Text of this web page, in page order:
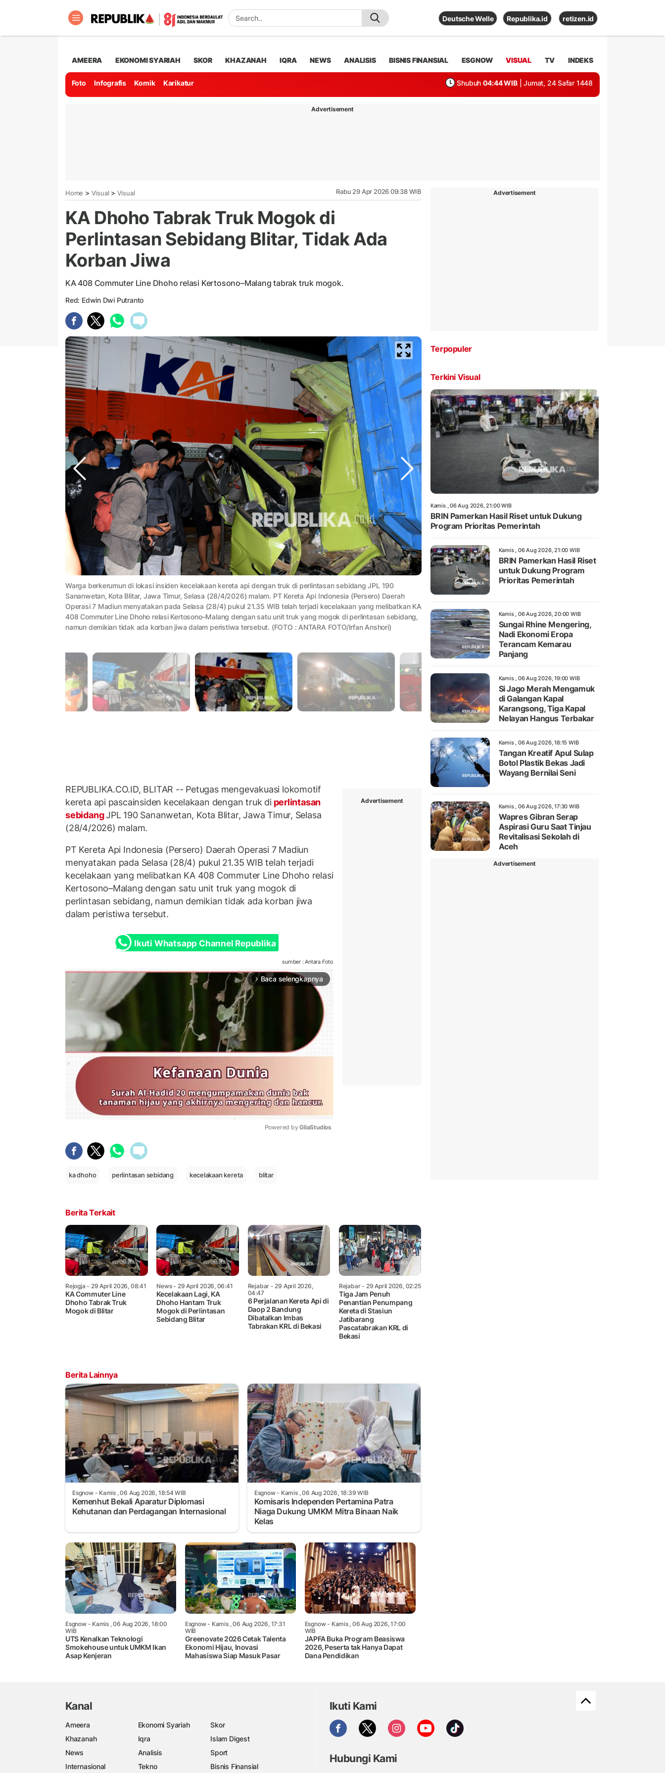
Deutsche Welle Republika.id retizen.id
AMEERA EKONOMI SYARIAH SKOR KHAZANAH IQRA NEWS ANALISIS BISNIS FINANSIAL ESGNOW VISUAL TV INDEKS
Foto Infografis Komik Karikatur Shubuh 04:44 WIB | Jumat, 24 Safar 1448
Advertisement
Home > Visual > Visual Rabu 29 Apr 2026 09:38 WIB
KA Dhoho Tabrak Truk Mogok di
Perlintasan Sebidang Blitar, Tidak Ada
Korban Jiwa
KA 408 Commuter Line Dhoho relasi Kertosono–Malang tabrak truk mogok.
Red: Edwin Dwi Putranto
Warga berkerumun di lokasi insiden kecelakaan kereta api dengan truk di perlintasan sebidang JPL 190
Sananwetan, Kota Blitar, Jawa Timur, Selasa (28/4/2026) malam. PT Kereta Api Indonesia (Persero) Daerah
Operasi 7 Madiun menyatakan pada Selasa (28/4) pukul 21.35 WIB telah terjadi kecelakaan yang melibatkan KA
408 Commuter Line Dhoho relasi Kertosono–Malang dengan satu unit truk yang mogok di perlintasan sebidang,
namun demikian tidak ada korban jiwa dalam peristiwa tersebut. (FOTO : ANTARA FOTO/Irfan Anshori)
REPUBLIKA.CO.ID, BLITAR -- Petugas mengevakuasi lokomotif
kereta api pascainsiden kecelakaan dengan truk diperlintasan
sebidangJPL 190 Sananwetan, Kota Blitar, Jawa Timur, Selasa
(28/4/2026) malam.
PT Kereta Api Indonesia (Persero) Daerah Operasi 7 Madiun
menyatakan pada Selasa (28/4) pukul 21.35 WIB telah terjadi
kecelakaan yang melibatkan KA 408 Commuter Line Dhoho relasi
Kertosono–Malang dengan satu unit truk yang mogok di
perlintasan sebidang, namun demikian tidak ada korban jiwa
dalam peristiwa tersebut.
Ikuti Whatsapp Channel Republika
sumber : Antara Foto
arrow_forward_ios Baca selengkapnya
Powered by GliaStudios
Advertisement
ka dhoho perlintasan sebidang kecelakaan kereta blitar
Berita Terkait
Rejogja - 29 April 2026, 08:41
KA Commuter Line
Dhoho Tabrak Truk
Mogok di Blitar
News- 29 April 2026, 06:41
Kecelakaan Lagi, KA
Dhoho Hantam Truk
Mogok di Perlintasan
Sebidang Blitar
Rejabar - 29 April 2026,
04:47
6 Perjalanan Kereta Api di
Daop 2 Bandung
Dibatalkan Imbas
Tabrakan KRL di Bekasi
Rejabar- 29 April 2026, 02:25
Tiga Jam Penuh
Penantian Penumpang
Kereta di Stasiun
Jatibarang
Pascatabrakan KRL di
Bekasi
Berita Lainnya
Esgnow- Kamis , 06 Aug 2026, 18:54 WIB
Kemenhut Bekali Aparatur Diplomasi
Kehutanan dan Perdagangan Internasional
Esgnow- Kamis , 06 Aug 2026, 18:39 WIB
Komisaris Independen Pertamina Patra
Niaga Dukung UMKM Mitra Binaan Naik
Kelas
Esgnow- Kamis , 06 Aug 2026, 18:00
WIB
UTS Kenalkan Teknologi
Smokehouse untuk UMKM Ikan
Asap Kenjeran
Esgnow- Kamis , 06 Aug 2026, 17:31
WIB
Greenovate 2026 Cetak Talenta
Ekonomi Hijau, Inovasi
Mahasiswa Siap Masuk Pasar
Esgnow- Kamis , 06 Aug 2026, 17:00
WIB
JAPFA Buka Program Beasiswa
2026, Peserta tak Hanya Dapat
Dana Pendidikan
Advertisement
Terpopuler
Terkini Visual
Kamis , 06 Aug 2026, 21:00 WIB
BRIN Pamerkan Hasil Riset untuk Dukung
Program Prioritas Pemerintah
Kamis , 06 Aug 2026, 21:00 WIB
BRIN Pamerkan Hasil Riset
untuk Dukung Program
Prioritas Pemerintah
Kamis , 06 Aug 2026, 20:00 WIB
Sungai Rhine Mengering,
Nadi Ekonomi Eropa
Terancam Kemarau
Panjang
Kamis , 06 Aug 2026, 19:00 WIB
Si Jago Merah Mengamuk
di Galangan Kapal
Karangsong, Tiga Kapal
Nelayan Hangus Terbakar
Kamis , 06 Aug 2026, 18:15 WIB
Tangan Kreatif Apul Sulap
Botol Plastik Bekas Jadi
Wayang Bernilai Seni
Kamis , 06 Aug 2026, 17:30 WIB
Wapres Gibran Serap
Aspirasi Guru Saat Tinjau
Revitalisasi Sekolah di
Aceh
Advertisement
Kanal
Ameera Ekonomi Syariah
Skor
Khazanah
Iqra
Islam Digest
News
Analisis
Sport
Internasional
Tekno Bisnis Finansial
Ikuti Kami
Hubungi Kami